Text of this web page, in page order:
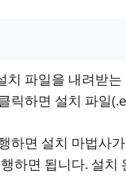
치 파일을 내려받
릭하면 설치 파일
하면 설치 마법사
하면 됩니다. 설